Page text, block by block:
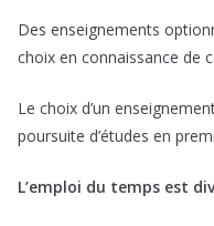
Des enseignements
choix en connaissance de
Le choix d’un
poursuite d’études en
L’emploi du temps est